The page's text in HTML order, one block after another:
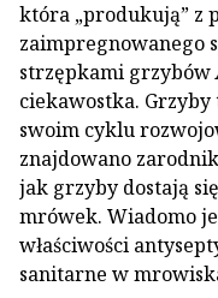
która „produkują” z
zaimpregnowanego
strzępkami grzybów
ciekawostka.
swoim cyklu
znajdowano
jak grzyby dostają
mrówek. Wiadomo
właściwości
sanitarne w